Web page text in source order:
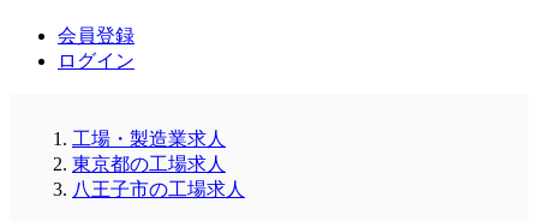
会員登録
ログイン
工場・製造業求人
東京都の工場求人
八王子市の工場求人